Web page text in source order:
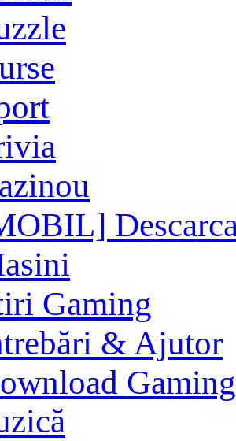
Gaming
& Ajutor
Gaming